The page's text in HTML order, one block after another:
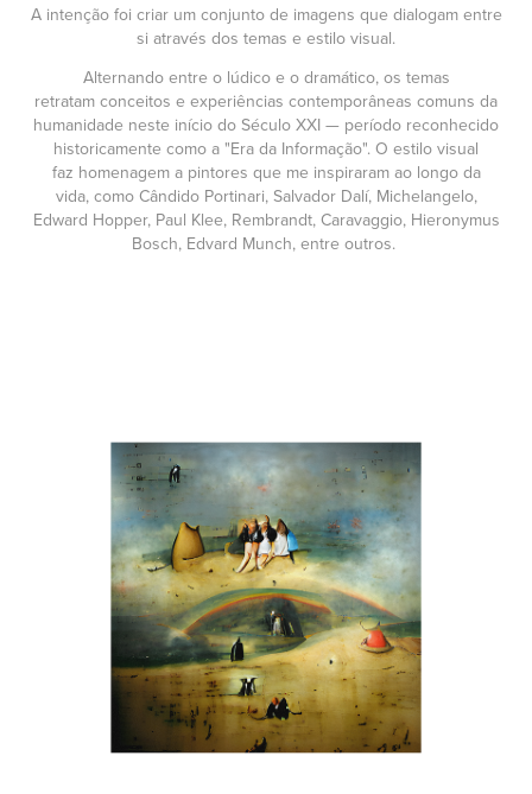
A intenção foi criar um conjunto de imagens que dialogam entre
si através dos temas e estilo visual.
Alternando entre o lúdico e o dramático, os temas
retratam conceitos e experiências contemporâneas comuns da
humanidade neste início do Século XXI — período reconhecido
historicamente como a "Era da Informação". O estilo visual
faz homenagem a pintores que me inspiraram ao longo da
vida, como Cândido Portinari, Salvador Dalí, Michelangelo,
Edward Hopper, Paul Klee, Rembrandt, Caravaggio, Hieronymus
Bosch, Edvard Munch, entre outros.